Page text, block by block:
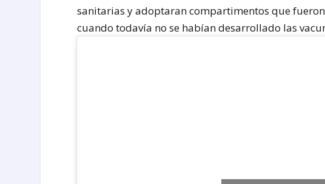
sanitarias y adoptaran compartimentos que
cuando todavía no se habían desarrollado las